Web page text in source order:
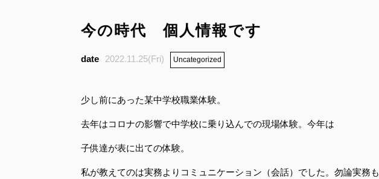
今の時代 個人情報です
2022.11.25(Fri) Uncategorized
少し前にあった某中学校職業体験。
去年はコロナの影響で中学校に乗り込んでの現場体験。今年は
子供達が表に出ての体験。
私が教えてのは実務よりコミュニケーション（会話）でした。勿論実務も